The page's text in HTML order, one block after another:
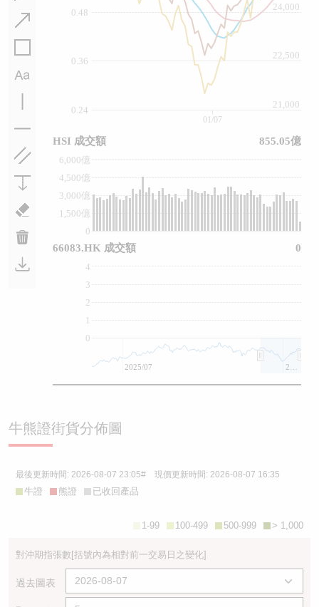
0.24
0.36
0.48
22,500
21,000
24,000
0
1,500億
3,000億
4,500億
6,000億
0
1
2
3
4
01/07
2025/07
HSI 成交額 855.05億
66083.HK 成交額 0
牛熊證街貨分佈圖
最後更新時間: 2026-08-07 23:05# 現價更新時間: 2026-08-07 16:35
牛證 熊證 已收回產品
> 1,000
500-999
100-499
1-99
對沖期指張數[括號內為相對前一交易日之變化]
過去圖表